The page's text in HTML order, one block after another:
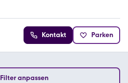
Kontakt Parken
Filter anpassen